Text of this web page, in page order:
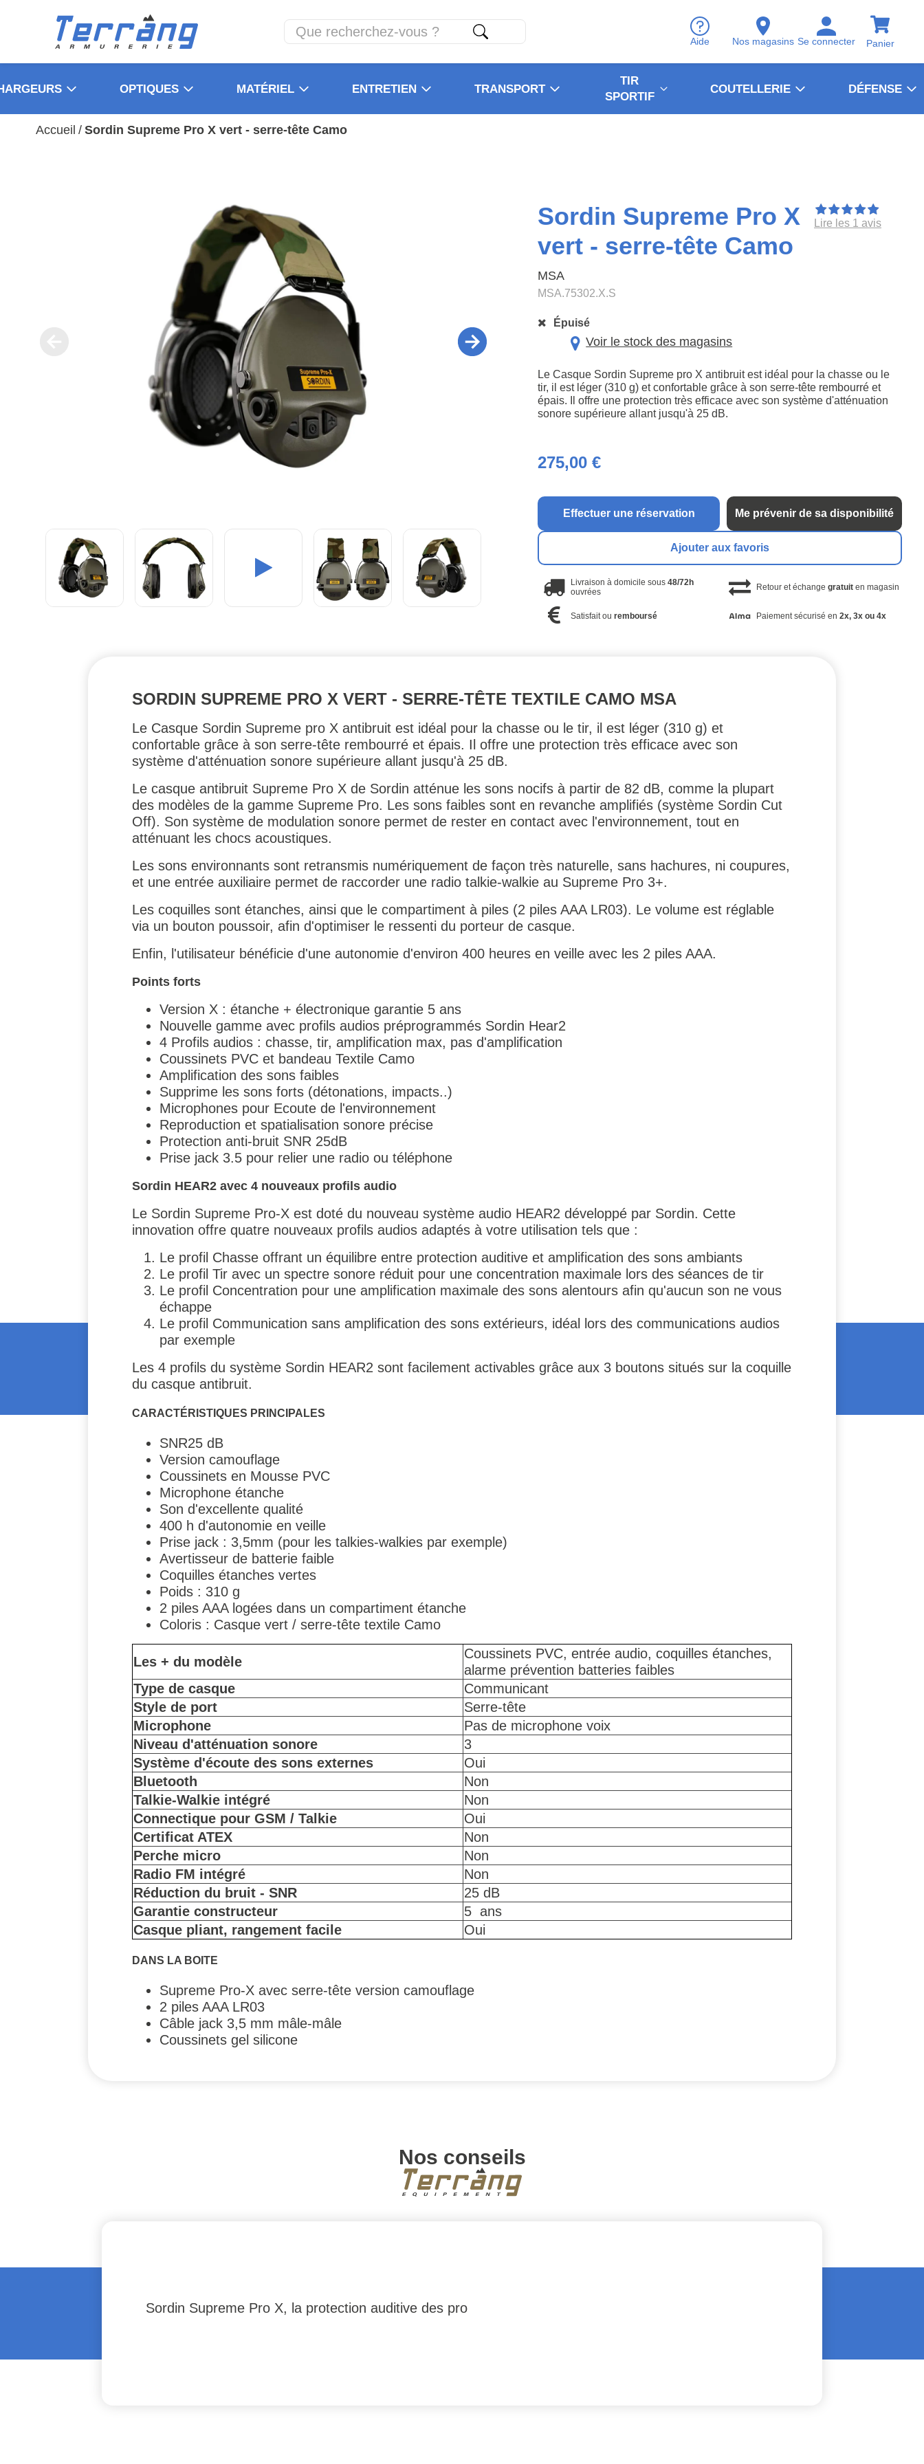
Aide Nos magasins Se connecter Panier
OPTIQUES MATÉRIEL ENTRETIEN TRANSPORT
TIR
SPORTIF
COUTELLERIE DÉFENSE
Accueil / Sordin Supreme Pro X vert - serre-tête Camo
Sordin Supreme Pro X
vert - serre-tête Camo
MSA
MSA.75302.X.S
Lire les 1 avis
Épuisé
Voir le stock des magasins
Le Casque Sordin Supreme pro X antibruit est idéal pour la chasse ou le
tir, il est léger (310 g) et confortable grâce à son serre-tête rembourré et
épais. Il offre une protection très efficace avec son système d'atténuation
sonore supérieure allant jusqu'à 25 dB.
275,00 €
Effectuer une réservation Me prévenir de sa disponibilité
Ajouter aux favoris
Livraison à domicile sous48/72h
ouvrées
Retour et échange gratuiten magasin
Satisfait ouremboursé Paiement sécurisé en 2x, 3x ou 4x
SORDIN SUPREME PRO X VERT - SERRE-TÊTE TEXTILE CAMO MSA
Le Casque Sordin Supreme pro X antibruit est idéal pour la chasse ou le tir, il est léger (310 g) et
confortable grâce à son serre-tête rembourré et épais. Il offre une protection très efficace avec son
système d'atténuation sonore supérieure allant jusqu'à 25 dB.
Le casque antibruit Supreme Pro X de Sordin atténue les sons nocifs à partir de 82 dB, comme la plupart
des modèles de la gamme Supreme Pro. Les sons faibles sont en revanche amplifiés (système Sordin Cut
Off). Son système de modulation sonore permet de rester en contact avec l'environnement, tout en
atténuant les chocs acoustiques.
Les sons environnants sont retransmis numériquement de façon très naturelle, sans hachures, ni coupures,
et une entrée auxiliaire permet de raccorder une radio talkie-walkie au Supreme Pro 3+.
Les coquilles sont étanches, ainsi que le compartiment à piles (2 piles AAA LR03). Le volume est réglable
via un bouton poussoir, afin d'optimiser le ressenti du porteur de casque.
Enfin, l'utilisateur bénéficie d'une autonomie d'environ 400 heures en veille avec les 2 piles AAA.
Points forts
Version X : étanche + électronique garantie 5 ans
Nouvelle gamme avec profils audios préprogrammés Sordin Hear2
4 Profils audios : chasse, tir, amplification max, pas d'amplification
Coussinets PVC et bandeau Textile Camo
Amplification des sons faibles
Supprime les sons forts (détonations, impacts..)
Microphones pour Ecoute de l'environnement
Reproduction et spatialisation sonore précise
Protection anti-bruit SNR 25dB
Prise jack 3.5 pour relier une radio ou téléphone
Sordin HEAR2 avec 4 nouveaux profils audio
Le Sordin Supreme Pro-X est doté du nouveau système audio HEAR2 développé par Sordin. Cette
innovation offre quatre nouveaux profils audios adaptés à votre utilisation tels que :
Le profil Chasse offrant un équilibre entre protection auditive et amplification des sons ambiants
Le profil Tir avec un spectre sonore réduit pour une concentration maximale lors des séances de tir
Le profil Concentration pour une amplification maximale des sons alentours afin qu'aucun son ne vous
échappe
Le profil Communication sans amplification des sons extérieurs, idéal lors des communications audios
par exemple
Les 4 profils du système Sordin HEAR2 sont facilement activables grâce aux 3 boutons situés sur la coquille
du casque antibruit.
CARACTÉRISTIQUES PRINCIPALES
SNR25 dB
Version camouflage
Coussinets en Mousse PVC
Microphone étanche
Son d'excellente qualité
400 h d'autonomie en veille
Prise jack : 3,5mm (pour les talkies-walkies par exemple)
Avertisseur de batterie faible
Coquilles étanches vertes
Poids : 310 g
2 piles AAA logées dans un compartiment étanche
Coloris : Casque vert / serre-tête textile Camo
Les + du modèle
Coussinets PVC, entrée audio, coquilles étanches,
alarme prévention batteries faibles
Type de casque
Communicant
Style de port
Serre-tête
Microphone
Pas de microphone voix
Niveau d'atténuation sonore
3
Système d'écoute des sons externes
Oui
Bluetooth
Non
Talkie-Walkie intégré
Non
Connectique pour GSM / Talkie
Oui
Certificat ATEX
Non
Perche micro
Non
Radio FM intégré
Non
Réduction du bruit - SNR
25 dB
Garantie constructeur
5 ans
Casque pliant, rangement facile
Oui
DANS LA BOITE
Supreme Pro-X avec serre-tête version camouflage
2 piles AAA LR03
Câble jack 3,5 mm mâle-mâle
Coussinets gel silicone
Nos conseils
Sordin Supreme Pro X, la protection auditive des pro